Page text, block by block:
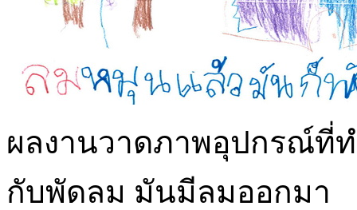
ผลงานวาดภาพอุปกรณ์ที่ท
กับพัดลม มันมีลมออกมา